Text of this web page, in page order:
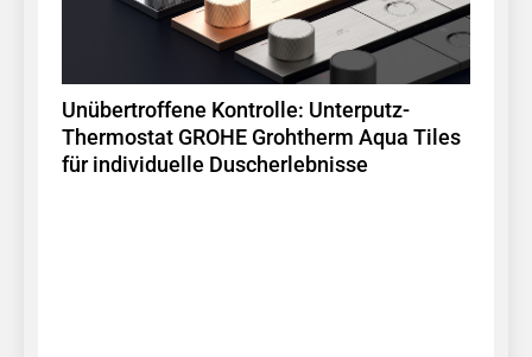
Unübertroffene Kontrolle: Unterputz-
Thermostat GROHE Grohtherm Aqua Tiles
für individuelle Duscherlebnisse